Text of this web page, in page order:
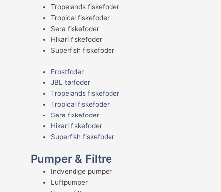
Tropelands fiskefoder
Tropical fiskefoder
Sera fiskefoder
Hikari fiskefoder
Superfish fiskefoder
Frostfoder
JBL tørfoder
Tropelands fiskefoder
Tropical fiskefoder
Sera fiskefoder
Hikari fiskefoder
Superfish fiskefoder
Pumper & Filtre
Indvendige pumper
Luftpumper